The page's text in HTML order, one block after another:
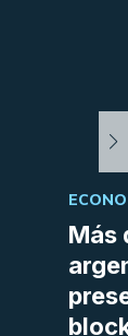
Más